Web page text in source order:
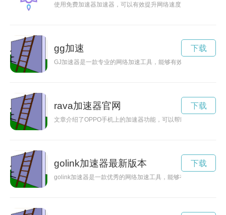
使用免费加速器加速器，可以有效提升网络速度，让你的网络
gg加速
GJ加速器是一款专业的网络加速工具，能够有效提升网络速度
下载
rava加速器官网
文章介绍了OPPO手机上的加速器功能，可以帮助用户加速手机
下载
golink加速器最新版本
golink加速器是一款优秀的网络加速工具，能够有效提升网络
下载